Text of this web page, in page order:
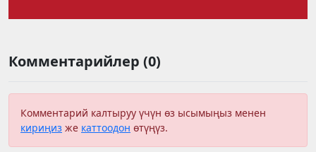
Комментарийлер (0)
Комментарий калтыруу үчүн өз ысымыңыз менен
кириңиз же каттоодон өтүңүз.